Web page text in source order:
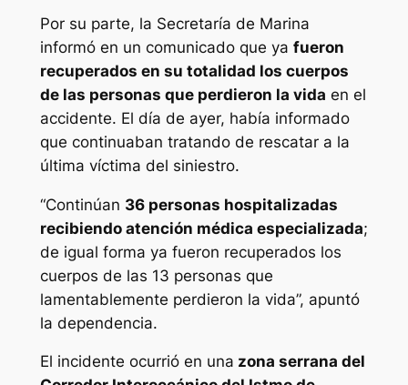
Por su parte, la Secretaría de Marina
informó en un comunicado que ya fueron
recuperados en su totalidad los cuerpos
de las personas que perdieron la vida en el
accidente. El día de ayer, había informado
que continuaban tratando de rescatar a la
última víctima del siniestro.
“Continúan 36 personas hospitalizadas
recibiendo atención médica especializada;
de igual forma ya fueron recuperados los
cuerpos de las 13 personas que
lamentablemente perdieron la vida”, apuntó
la dependencia.
El incidente ocurrió en una zona serrana del